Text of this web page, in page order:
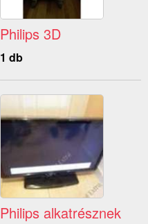
Philips 3D
1 db
Philips alkatrésznek